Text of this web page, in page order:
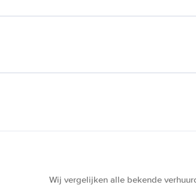
Wij vergelijken alle bekende